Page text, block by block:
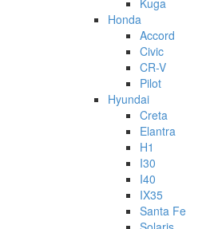
Kuga
Honda
Accord
Civic
CR-V
Pilot
Hyundai
Creta
Elantra
H1
I30
I40
IX35
Santa Fe